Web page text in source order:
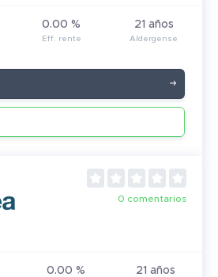
0.00 % 21 años
0.00 %
0 comentarios
21 años